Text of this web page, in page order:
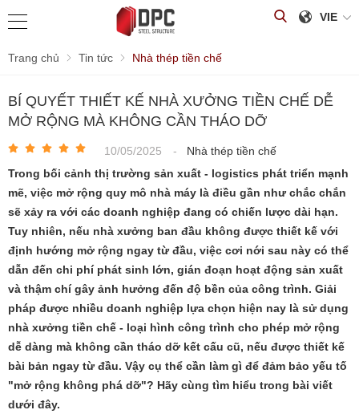
VIE
Trang chủ Tin tức Nhà thép tiền chế
BÍ QUYẾT THIẾT KẾ NHÀ XƯỞNG TIỀN CHẾ DỄ
MỞ RỘNG MÀ KHÔNG CẦN THÁO DỠ
10/05/2025 -
Nhà thép tiền chế
Trong bối cảnh thị trường sản xuất - logistics phát triển mạnh
mẽ, việc mở rộng quy mô nhà máy là điều gần như chắc chắn
sẽ xảy ra với các doanh nghiệp đang có chiến lược dài hạn.
Tuy nhiên, nếu nhà xưởng ban đầu không được thiết kế với
định hướng mở rộng ngay từ đầu, việc cơi nới sau này có thể
dẫn đến chi phí phát sinh lớn, gián đoạn hoạt động sản xuất
và thậm chí gây ảnh hưởng đến độ bền của công trình. Giải
pháp được nhiều doanh nghiệp lựa chọn hiện nay là sử dụng
nhà xưởng tiền chế - loại hình công trình cho phép mở rộng
dễ dàng mà không cần tháo dỡ kết cấu cũ, nếu được thiết kế
bài bản ngay từ đầu. Vậy cụ thể cần làm gì để đảm bảo yếu tố
"mở rộng không phá dỡ"? Hãy cùng tìm hiểu trong bài viết
dưới đây.